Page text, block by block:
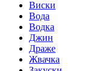
Виски
Вода
Водка
Джин
Драже
Жвачка